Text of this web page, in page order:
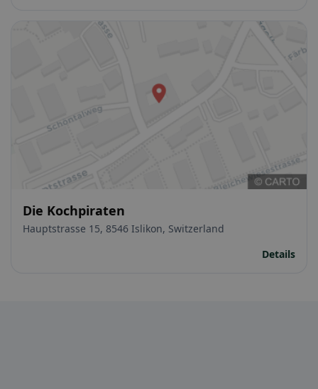
Die Kochpiraten
Hauptstrasse 15, 8546 Islikon, Switzerland
Details